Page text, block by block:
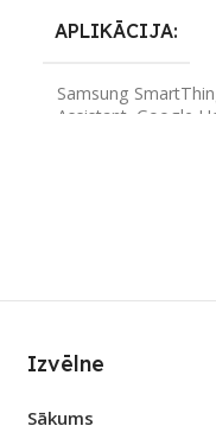
APLIKĀCIJA
Samsung
Assistant Google
Izvēlne
Sākums